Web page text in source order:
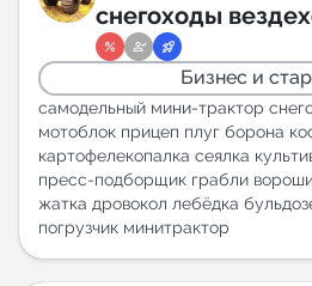
Каталог ботов
Горящие предложения
Индекс читаемости
New
Аналитика MAX каналов
снегоходы
Бизнес и
самодельный мини-трактор
мотоблок прицеп плуг борона
картофелекопалка сеялка
пресс-подборщик грабли
жатка дровокол лебёдка
погрузчик минитрактор